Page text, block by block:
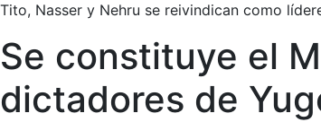
Tito, Nasser y Nehru se reivindican como
Se constituye el
dictadores de